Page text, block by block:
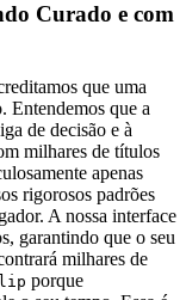
Curado e com
que uma
Entendemos que a
de decisão e à
milhares de títulos
apenas
rigorosos padrões
A nossa interface
garantindo que o seu
milhares de
porque